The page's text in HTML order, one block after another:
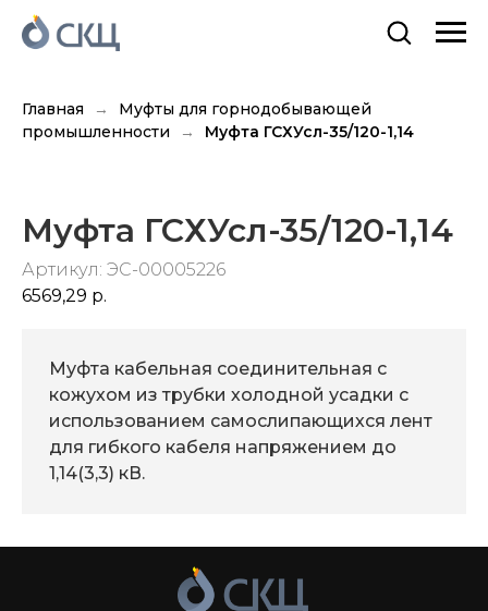
Главная
Муфты для горнодобывающей
промышленности
Муфта ГСХУсл-35/120-1,14
Муфта ГСХУсл-35/120-1,14
Артикул: ЭС-00005226
6569,29 р.
Муфта кабельная соединительная с
кожухом из трубки холодной усадки с
использованием самослипающихся лент
для гибкого кабеля напряжением до
1,14(3,3) кВ.